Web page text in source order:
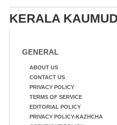
ക്യാമ്പിലെത്തിയവർ
വസ്ത്രങ്ങൾ
ഉണക്കാനിട്ടിരിക്കുന്ന
ഫുട്ബോൾ കളികളിൽ
കുട്ടികൾ
KERALA
GENERAL
ABOUT US
CONTACT US
PRIVACY POLICY
TERMS OF SERVICE
EDITORIAL POLICY
PRIVACY POLICY-KAZHCHA